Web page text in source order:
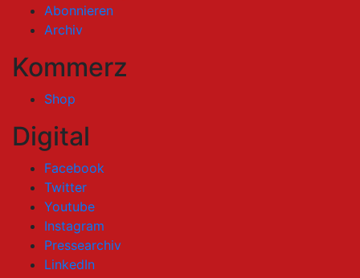
Abonnieren
Archiv
Kommerz
Shop
Digital
Facebook
Twitter
Youtube
Instagram
Pressearchiv
LinkedIn